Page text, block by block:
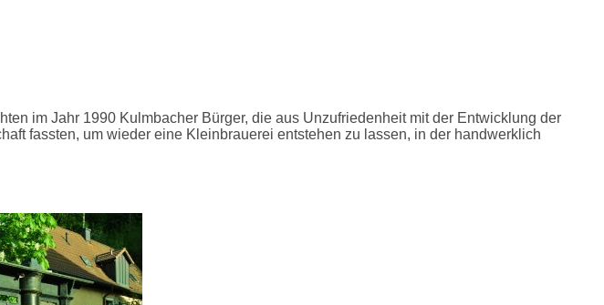
im Jahr 1990 Kulmbacher Bürger, die aus Unzufriedenheit mit der Entwicklung der
fassten, um wieder eine Kleinbrauerei entstehen zu lassen, in der handwerklich